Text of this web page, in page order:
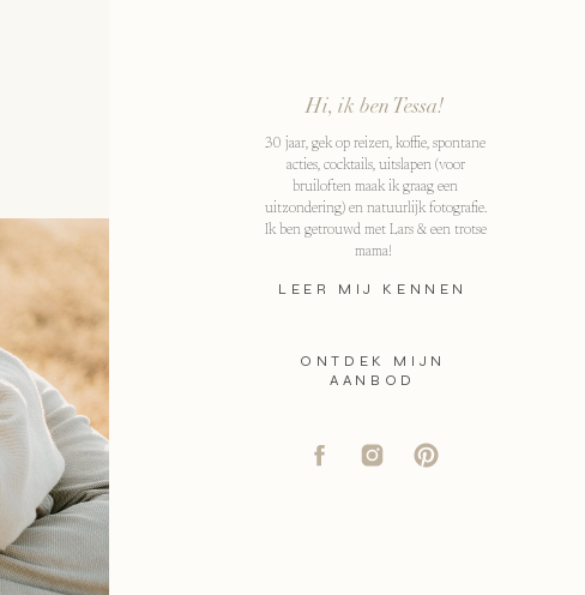
LEER MIJ KENNEN
30 jaar, gek op reizen, koffie, spontane
acties, cocktails, uitslapen (voor
bruiloften maak ik graag een
uitzondering) en natuurlijk fotografie.
Ik ben getrouwd met Lars & een trotse
mama!
Hi, ik ben Tessa!
ONTDEK MIJN
AANBOD